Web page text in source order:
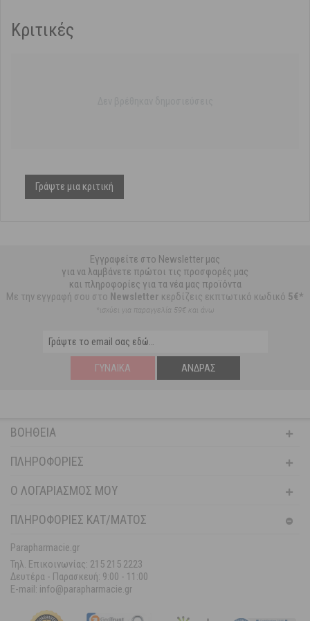
Κριτικές
Γράψτε μια κριτική
Εγγραφείτε στο Newsletter μας
για να λαμβάνετε πρώτοι τις προσφορές μας
και πληροφορίες για τα νέα μας προϊόντα
Με την εγγραφή σου στο Newsletter κερδίζεις εκπτωτικό κωδικό 5€*
*ισχύει για παραγγελία 59€ και άνω
ΓΥΝΑΊΚΑ ΆΝΔΡΑΣ
ΒΟΉΘΕΙΑ
ΠΛΗΡΟΦΟΡΊΕΣ
Ο ΛΟΓΑΡΙΑΣΜΌΣ ΜΟΥ
ΠΛΗΡΟΦΟΡΙΕΣ ΚΑΤ/ΜΑΤΟΣ
Parapharmacie.gr
Τηλ. Επικοινωνίας: 215 215 2223
Δευτέρα - Παρασκευή: 9:00 - 11:00
E-mail: info@parapharmacie.gr